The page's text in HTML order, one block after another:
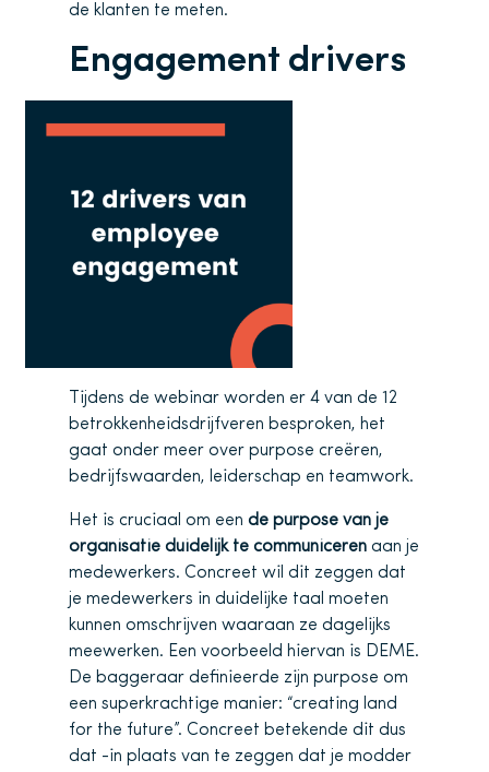
de klanten te meten.
Engagement drivers
Tijdens de webinar worden er 4 van de 12
betrokkenheidsdrijfveren besproken, het
gaat onder meer over purpose creëren,
bedrijfswaarden, leiderschap en teamwork.
Het is cruciaal om een de purpose van je
organisatie duidelijk te communiceren aan je
medewerkers. Concreet wil dit zeggen dat
je medewerkers in duidelijke taal moeten
kunnen omschrijven waaraan ze dagelijks
meewerken. Een voorbeeld hiervan is DEME.
De baggeraar definieerde zijn purpose om
een superkrachtige manier: “creating land
for the future”. Concreet betekende dit dus
dat -in plaats van te zeggen dat je modder